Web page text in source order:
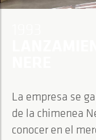
La empresa se
de la chimenea
conocer en el